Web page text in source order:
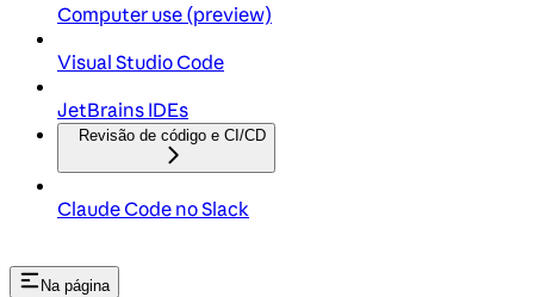
Computer use (preview)
Visual Studio Code
JetBrains IDEs
Revisão de código e CI/CD
Claude Code no Slack
Na página